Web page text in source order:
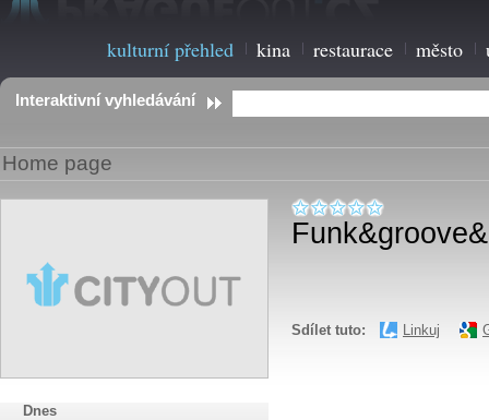
kulturní přehled kina restaurace město
Interaktivní vyhledávání
Home page
Sdílet tuto: Linkuj
Dnes